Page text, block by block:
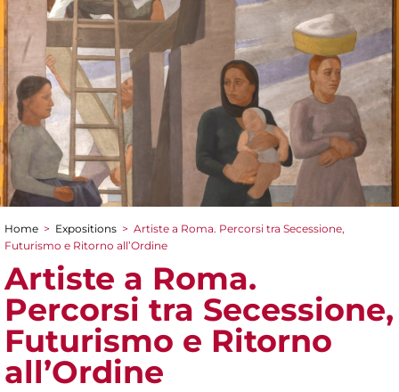
You are here
Home > Expositions > Artiste a Roma. Percorsi tra Secessione,
Futurismo e Ritorno all’Ordine
Artiste a Roma.
Percorsi tra Secessione,
Futurismo e Ritorno
all’Ordine